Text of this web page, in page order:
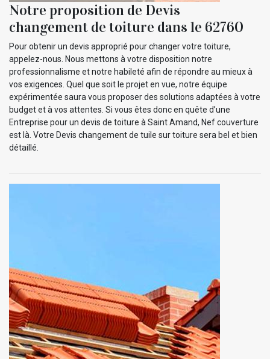
Notre proposition de Devis
changement de toiture dans le 62760
Pour obtenir un devis approprié pour changer votre toiture,
appelez-nous. Nous mettons à votre disposition notre
professionnalisme et notre habileté afin de répondre au mieux à
vos exigences. Quel que soit le projet en vue, notre équipe
expérimentée saura vous proposer des solutions adaptées à votre
budget et à vos attentes. Si vous êtes donc en quête d’une
Entreprise pour un devis de toiture à Saint Amand, Nef couverture
est là. Votre Devis changement de tuile sur toiture sera bel et bien
détaillé.